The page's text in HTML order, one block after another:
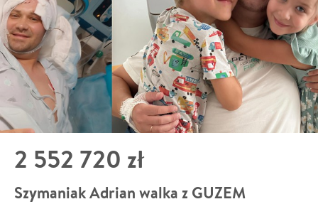
2 552 720 zł
Szymaniak Adrian walka z GUZEM